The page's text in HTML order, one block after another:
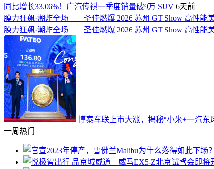
同比增长33.06%！广汽传祺一季度销量破9万 SUV 6天前
膜力狂飙·潮炸全场——圣佳燃爆 2026 苏州 GT Show 高性能
膜力狂飙·潮炸全场——圣佳燃爆 2026 苏州 GT Show 高性能
博泰车联上市大涨，揭秘“小米+一汽东
一周热门